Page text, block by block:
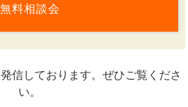
無料相談会
信しております。ぜひご覧くださ
い。